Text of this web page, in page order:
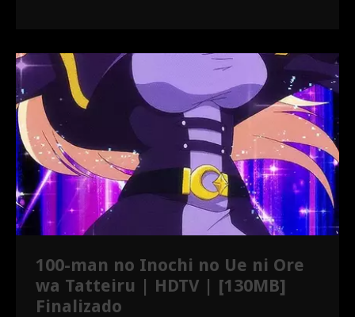
100-man no Inochi no Ue ni Ore
wa Tatteiru | HDTV | [130MB]
Finalizado